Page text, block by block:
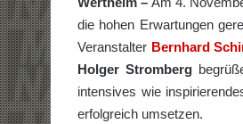
die hohen Erwartungen
Veranstalter Bernhard
Holger Stromberg
intensives wie
erfolgreich umsetzen.